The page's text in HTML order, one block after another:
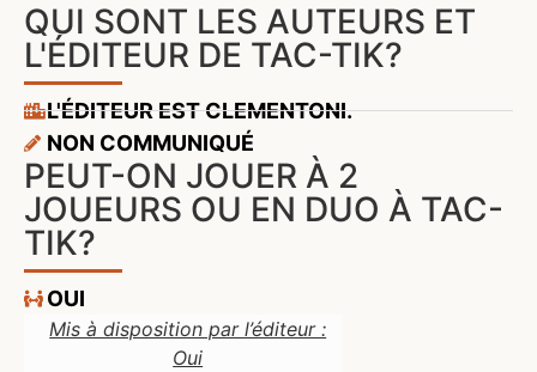
QUI SONT LES AUTEURS ET
L'ÉDITEUR DE TAC-TIK?
L'ÉDITEUR EST CLEMENTONI.
NON COMMUNIQUÉ
PEUT-ON JOUER À 2
JOUEURS OU EN DUO À TAC-
TIK?
OUI
Mis à disposition par l’éditeur :
Oui